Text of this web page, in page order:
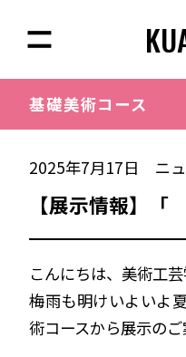
基礎美術コース
2025年7月17日 ニ
【展示情報】
こんにちは、美術工
梅雨も明けいよいよ
術コースから展示のご